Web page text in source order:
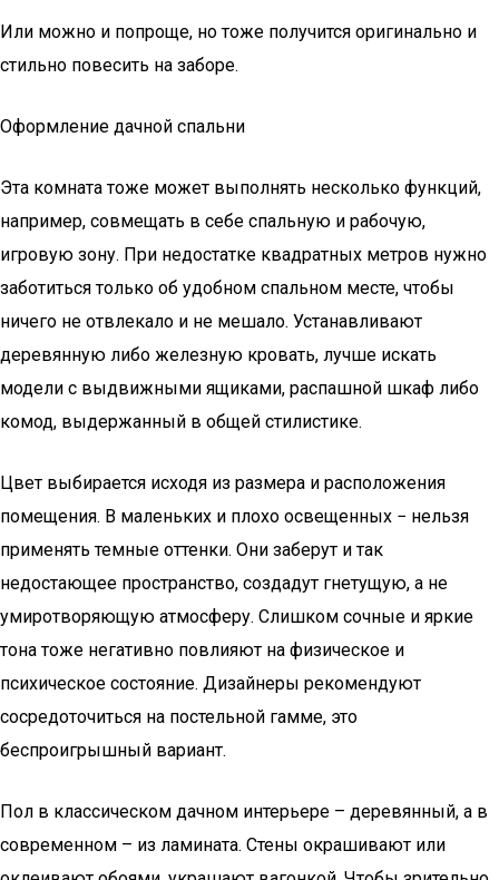
Или можно и попроще, но тоже получится оригинально и
стильно повесить на заборе.
Оформление дачной спальни
Эта комната тоже может выполнять несколько функций,
например, совмещать в себе спальную и рабочую,
игровую зону. При недостатке квадратных метров нужно
заботиться только об удобном спальном месте, чтобы
ничего не отвлекало и не мешало. Устанавливают
деревянную либо железную кровать, лучше искать
модели с выдвижными ящиками, распашной шкаф либо
комод, выдержанный в общей стилистике.
Цвет выбирается исходя из размера и расположения
помещения. В маленьких и плохо освещенных − нельзя
применять темные оттенки. Они заберут и так
недостающее пространство, создадут гнетущую, а не
умиротворяющую атмосферу. Слишком сочные и яркие
тона тоже негативно повлияют на физическое и
психическое состояние. Дизайнеры рекомендуют
сосредоточиться на постельной гамме, это
беспроигрышный вариант.
Пол в классическом дачном интерьере – деревянный, а в
современном – из ламината. Стены окрашивают или